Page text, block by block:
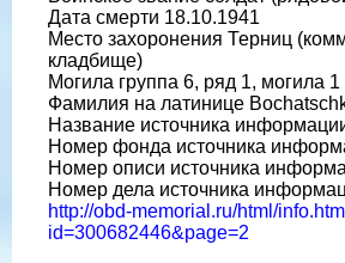
Дата смерти 18.10.1941
Место захоронения Терниц
кладбище)
Могила группа 6, ряд 1, могила 1
Фамилия на латинице
Название источника
Номер фонда источника
Номер описи источника
Номер дела источника
http://obd-memorial.ru/html/
id=300682446&page=2